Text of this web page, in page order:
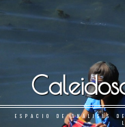
ESPACIO DE ANÁLISIS